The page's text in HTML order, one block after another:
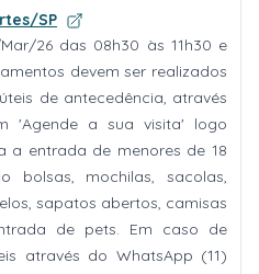
SP
26 das 08h30 às 11h30 e
devem ser realizados
de antecedência, através
'Agende a sua visita' logo
a entrada de menores de 18
bolsas, mochilas, sacolas,
sapatos abertos, camisas
de pets. Em caso de
através do WhatsApp (11)